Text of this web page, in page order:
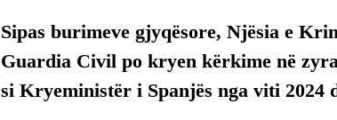
Sipas burimeve gjyqësore, Njësia e
Guardia Civil po kryen kërkime në
si Kryeministër i Spanjës nga viti 2024